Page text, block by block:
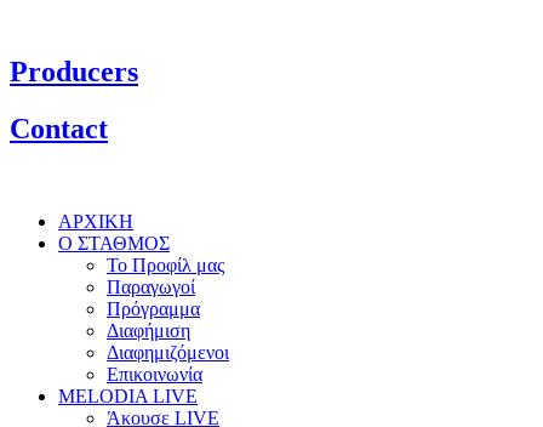
Producers
Contact
ΑΡΧΙΚΗ
Ο ΣΤΑΘΜΟΣ
Το Προφίλ μας
Παραγωγοί
Πρόγραμμα
Διαφήμιση
Διαφημιζόμενοι
Επικοινωνία
MELODIA LIVE
Άκουσε LIVE